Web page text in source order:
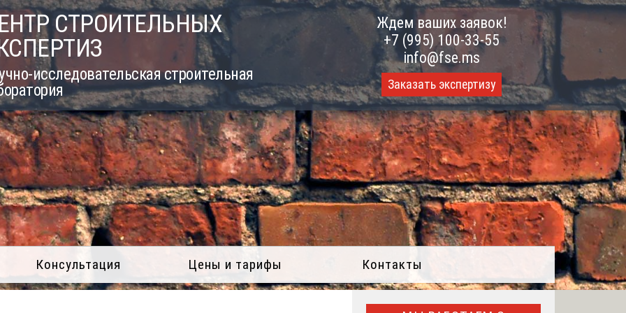
СТРОИТЕЛЬНЫХ
исследовательская строительная
Ждем ваших заявок!
+7 (995) 100-33-55
info@fse.ms
Заказать экспертизу
Консультация Цены и тарифы Контакты